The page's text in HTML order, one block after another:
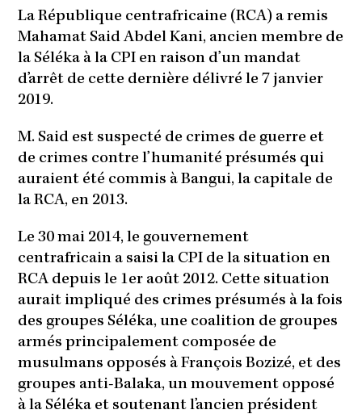
La République centrafricaine (RCA) a remis
Mahamat Said Abdel Kani, ancien membre de
la Séléka à la CPI en raison d’un mandat
d’arrêt de cette dernière délivré le 7 janvier
2019.
M. Said est suspecté de crimes de guerre et
de crimes contre l’humanité présumés qui
auraient été commis à Bangui, la capitale de
la RCA, en 2013.
Le 30 mai 2014, le gouvernement
centrafricain a saisi la CPI de la situation en
RCA depuis le 1er août 2012. Cette situation
aurait impliqué des crimes présumés à la fois
des groupes Séléka, une coalition de groupes
armés principalement composée de
musulmans opposés à François Bozizé, et des
groupes anti-Balaka, un mouvement opposé
à la Séléka et soutenant l’ancien président